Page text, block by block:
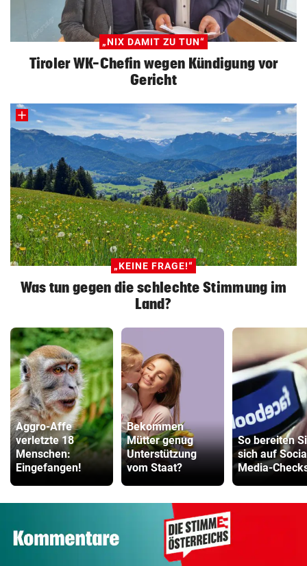
„NIX DAMIT ZU TUN“
Tiroler WK-Chefin wegen Kündigung vor
Gericht
„KEINE FRAGE!“
Was tun gegen die schlechte Stimmung im
Land?
Aggro-Affe
verletzte 18
Menschen:
Eingefangen!
Bekommen
Mütter genug
Unterstützung
vom Staat?
So bereiten
sich auf
Media-